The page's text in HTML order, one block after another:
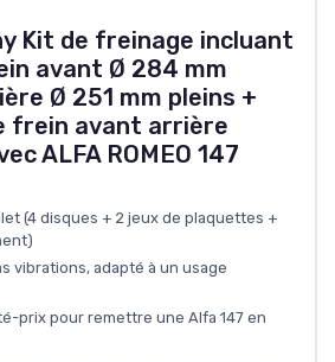
Kit de freinage incluant
avant Ø 284 mm
Ø 251 mm pleins +
frein avant arrière
ALFA ROMEO 147
(4 disques + 2 jeux de plaquettes +
vibrations, adapté à un usage
prix pour remettre une Alfa 147 en